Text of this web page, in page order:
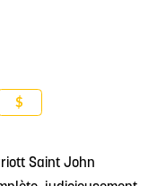
Saint John
$